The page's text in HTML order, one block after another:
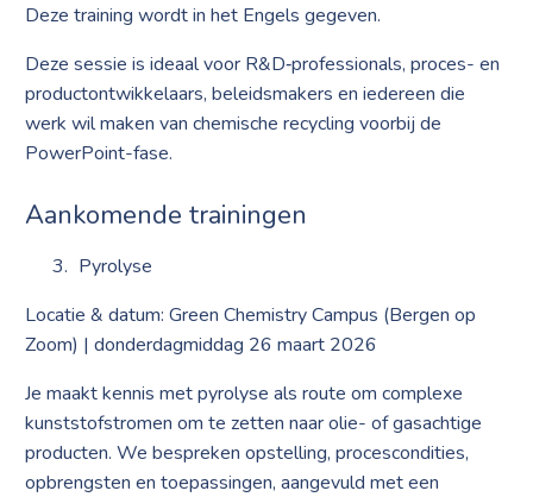
Deze training wordt in het Engels gegeven.
Deze sessie is ideaal voor R&D‑professionals, proces- en
productontwikkelaars, beleidsmakers en iedereen die
werk wil maken van chemische recycling voorbij de
PowerPoint-fase.
Aankomende trainingen
Pyrolyse
Locatie & datum: Green Chemistry Campus (Bergen op
Zoom) | donderdagmiddag 26 maart 2026
Je maakt kennis met pyrolyse als route om complexe
kunststofstromen om te zetten naar olie- of gasachtige
producten. We bespreken opstelling, procescondities,
opbrengsten en toepassingen, aangevuld met een